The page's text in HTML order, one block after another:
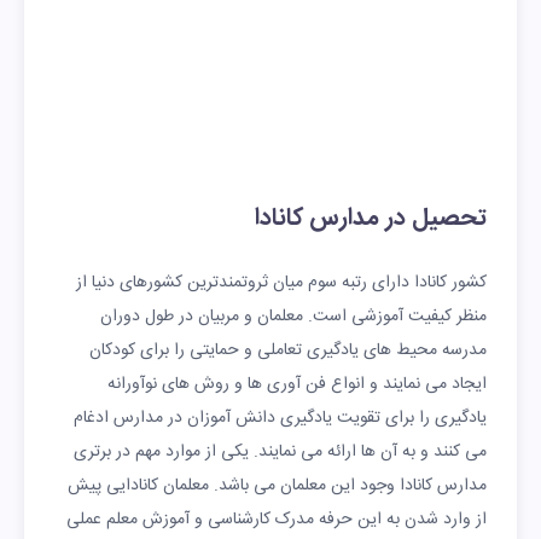
تحصیل در مدارس کانادا
کشور کانادا دارای رتبه سوم میان ثروتمندترین کشورهای دنیا از
منظر کیفیت آموزشی است. معلمان و مربیان در طول دوران
مدرسه محیط های یادگیری تعاملی و حمایتی را برای کودکان
ایجاد می نمایند و انواع فن آوری ها و روش های نوآورانه
یادگیری را برای تقویت یادگیری دانش آموزان در مدارس ادغام
می کنند و به آن ها ارائه می نمایند. یکی از موارد مهم در برتری
مدارس کانادا وجود این معلمان می باشد. معلمان کانادایی پیش
از وارد شدن به این حرفه مدرک کارشناسی و آموزش معلم عملی